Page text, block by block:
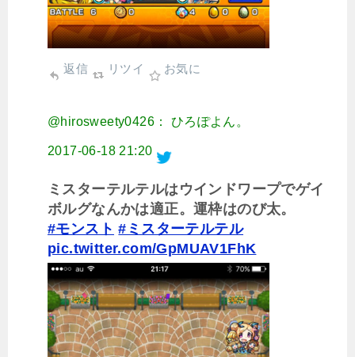
返信 リツイ お気に
@hirosweety0426： ひろぽよん。
2017-06-18 21:20
ミスターテルテルはウインドワープでゲイ
ボルグなんかは適正。運枠はのび太。
#モンスト #ミスターテルテル
pic.twitter.com/GpMUAV1FhK